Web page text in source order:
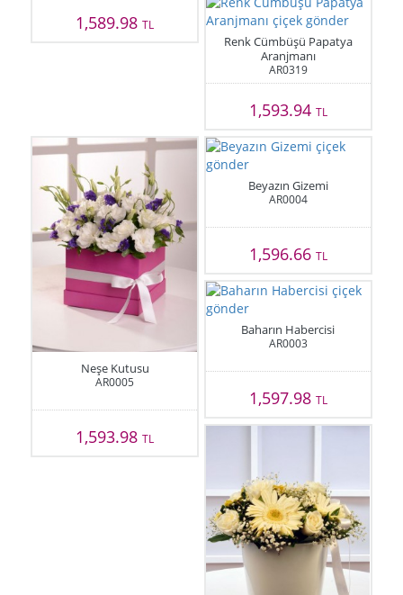
1,589.98TL
Renk Cümbüşü Papatya
Aranjmanı
AR0319
1,593.94 TL
Neşe Kutusu
AR0005
1,593.98TL
Beyazın Gizemi
AR0004
1,596.66 TL
Baharın Habercisi
AR0003
1,597.98 TL